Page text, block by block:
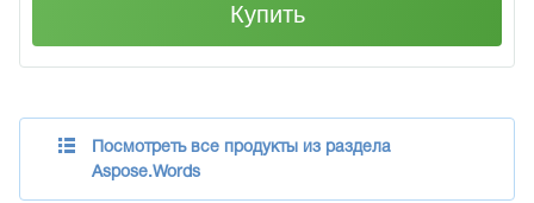
Купить
Посмотреть все продукты из раздела
Aspose.Words